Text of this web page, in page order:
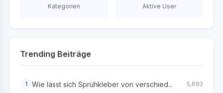
Kategorien Aktive User
Trending Beiträge
1 Wie lässt sich Sprühkleber von verschied... 5,692